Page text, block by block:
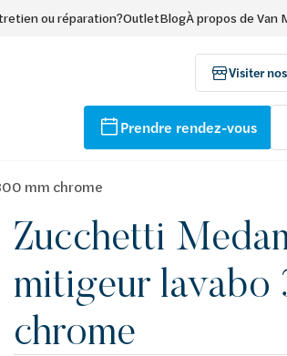
ou réparation?OutletBlogÀ propos de Van
Visiter
Prendre rendez-vous
mm chrome
Zucchetti
mitigeur lavabo
chrome